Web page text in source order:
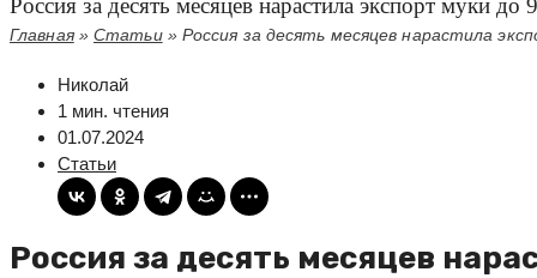
Россия за десять месяцев нарастила экспорт муки до
Главная»Статьи» Россия за десять месяцев нарастила
Николай
1 мин. чтения
01.07.2024
Статьи
Россия за десять месяцев